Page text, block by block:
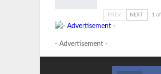
PREV NEXT 1
- Advertisement -